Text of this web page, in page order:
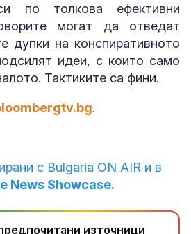
по толкова ефективни
могат да отведат
дупки на конспиративното
идеи, с които само
Тактиките са фини.
.
с Bulgaria ON AIR и в
News Showcase.
източници